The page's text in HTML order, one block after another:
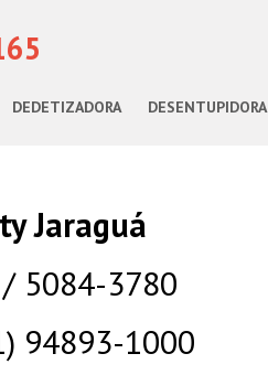
DEDETIZADORA DESENTUPIDORA
Jaraguá
5084-3780
94893-1000